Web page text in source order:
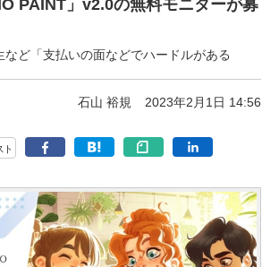
PAINT」v2.0の無料モニターが募
など「支払いの面などでハードルがある
石山 裕規 2023年2月1日 14:56
ト